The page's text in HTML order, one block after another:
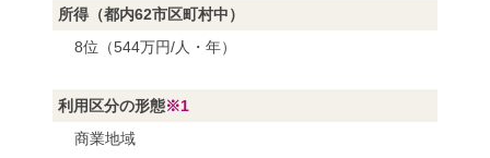
所得（都内62市区町村中）
8位（544万円/人・年）
利用区分の形態※1
商業地域